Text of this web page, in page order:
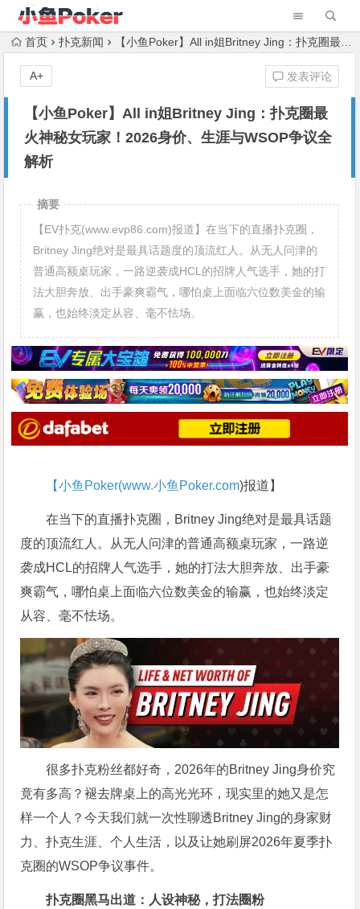
首页 扑克新闻 【小鱼Poker】All in姐Britney Jing：扑克圈最火神秘女玩家！2026身价、生涯与WSOP争议全解析
【小鱼Poker】All in姐Britney Jing：扑克圈最
火神秘女玩家！2026身价、生涯与WSOP争议全
解析
发表评论
A+
摘要
【EV扑克(www.evp86.com)报道】在当下的直播扑克圈，
Britney Jing绝对是最具话题度的顶流红人。从无人问津的
普通高额桌玩家，一路逆袭成HCL的招牌人气选手，她的打
法大胆奔放、出手豪爽霸气，哪怕桌上面临六位数美金的输
赢，也始终淡定从容、毫不怯场。
【小鱼Poker(www.小鱼Poker.com)报道】
在当下的直播扑克圈，Britney Jing绝对是最具话题
度的顶流红人。从无人问津的普通高额桌玩家，一路逆
袭成HCL的招牌人气选手，她的打法大胆奔放、出手豪
爽霸气，哪怕桌上面临六位数美金的输赢，也始终淡定
从容、毫不怯场。
很多扑克粉丝都好奇，2026年的Britney Jing身价究
竟有多高？褪去牌桌上的高光光环，现实里的她又是怎
样一个人？今天我们就一次性聊透Britney Jing的身家财
力、扑克生涯、个人生活，以及让她刷屏2026年夏季扑
克圈的WSOP争议事件。
扑克圈黑马出道：人设神秘，打法圈粉